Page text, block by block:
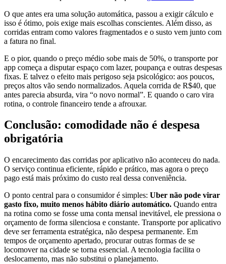
O que antes era uma solução automática, passou a exigir cálculo e
isso é ótimo, pois exige mais escolhas conscientes. Além disso, as
corridas entram como valores fragmentados e o susto vem junto com
a fatura no final.
E o pior, quando o preço médio sobe mais de 50%, o transporte por
app começa a disputar espaço com lazer, poupança e outras despesas
fixas. E talvez o efeito mais perigoso seja psicológico: aos poucos,
preços altos vão sendo normalizados. Aquela corrida de R$40, que
antes parecia absurda, vira “o novo normal”. E quando o caro vira
rotina, o controle financeiro tende a afrouxar.
Conclusão: comodidade não é despesa
obrigatória
O encarecimento das corridas por aplicativo não aconteceu do nada.
O serviço continua eficiente, rápido e prático, mas agora o preço
pago está mais próximo do custo real dessa conveniência.
O ponto central para o consumidor é simples: Uber não pode virar
gasto fixo, muito menos hábito diário automático. Quando entra
na rotina como se fosse uma conta mensal inevitável, ele pressiona o
orçamento de forma silenciosa e constante. Transporte por aplicativo
deve ser ferramenta estratégica, não despesa permanente. Em
tempos de orçamento apertado, procurar outras formas de se
locomover na cidade se torna essencial. A tecnologia facilita o
deslocamento, mas não substitui o planejamento.